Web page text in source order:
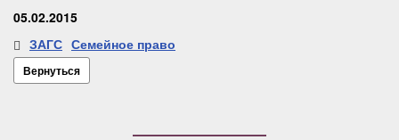
05.02.2015
ЗАГС Семейное право
Вернуться